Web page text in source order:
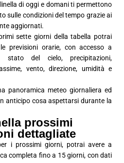
di oggi e domani ti permettono
sulle condizioni del tempo grazie ai
aggiornati.
sette giorni della tabella potrai
previsioni orarie, con accesso a
stato del cielo, precipitazioni,
vento, direzione, umidità e
panoramica meteo giornaliera ed
anticipo cosa aspettarsi durante la
prossimi
dettagliate
i prossimi giorni, potrai avere a
completa fino a 15 giorni, con dati